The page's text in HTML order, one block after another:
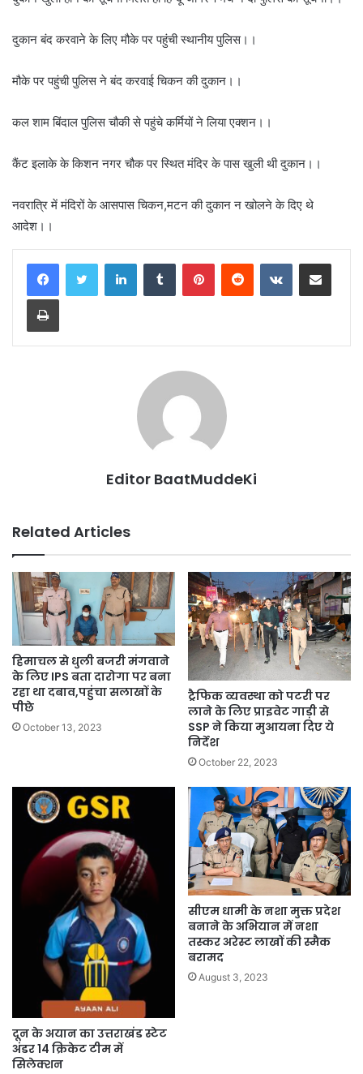
दुकान बंद करवाने के लिए मौके पर पहुंची स्थानीय पुलिस।।
मौके पर पहुंची पुलिस ने बंद करवाई चिकन की दुकान।।
कल शाम बिंदाल पुलिस चौकी से पहुंचे कर्मियों ने लिया एक्शन।।
कैंट इलाके के किशन नगर चौक पर स्थित मंदिर के पास खुली थी दुकान।।
नवरात्रि में मंदिरों के आसपास चिकन,मटन की दुकान न खोलने के दिए थे
आदेश।।
LinkedInTumblr PinterestReddit VKontakteShare via Email
Print
Editor BaatMuddeKi
Related Articles
हिमाचल से धुली बजरी मंगवाने
के लिए IPS बता दारोगा पर बना
रहा था दबाव,पहुंचा सलाखों के
पीछे
October 13, 2023
ट्रैफिक व्यवस्था को पटरी पर
लाने के लिए प्राइवेट गाड़ी से
SSP ने किया मुआयना दिए ये
निर्देश
October 22, 2023
दून के अयान का उत्तराखंड स्टेट
अंडर 14 क्रिकेट टीम में
सिलेक्शन
सीएम धामी के नशा मुक्त प्रदेश
बनाने के अभियान में नशा
तस्कर अरेस्ट लाखों की स्मैक
बरामद
August 3, 2023